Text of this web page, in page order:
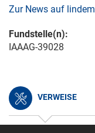
Zur News auf
Fundstelle(n):
IAAAG-39028
VERWEISE